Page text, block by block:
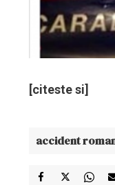
[citeste si]
accident